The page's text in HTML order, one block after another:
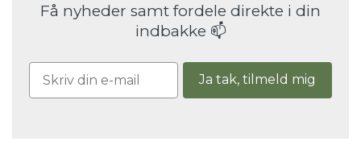
Få nyheder samt fordele direkte i din
indbakke 📫
Ja tak, tilmeld mig